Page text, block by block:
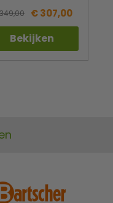
€ 307,00
Bekijken